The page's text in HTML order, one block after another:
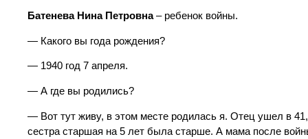
Батенева Нина Петровна– ребенок войны.
— Какого вы года рождения?
— 1940 год 7 апреля.
— А где вы родились?
— Вот тут живу, в этом месте родилась я. Отец ушел в
сестра старшая на 5 лет была старше. А мама после